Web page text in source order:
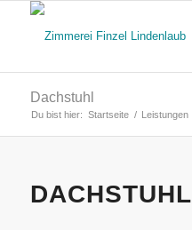
Dachstuhl
Du bist hier: Startseite / Leistungen
DACHSTUHL